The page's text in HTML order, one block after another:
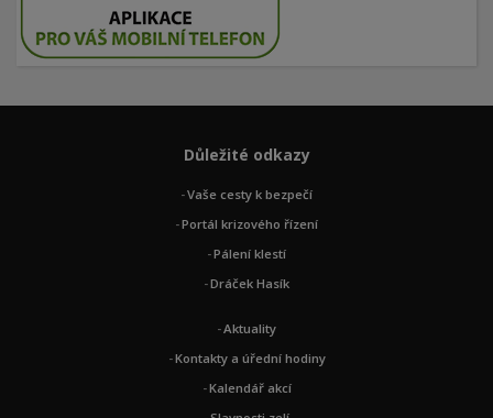
Důležité odkazy
Vaše cesty k bezpečí
Portál krizového řízení
Pálení klestí
Dráček Hasík
Aktuality
Kontakty a úřední hodiny
Kalendář akcí